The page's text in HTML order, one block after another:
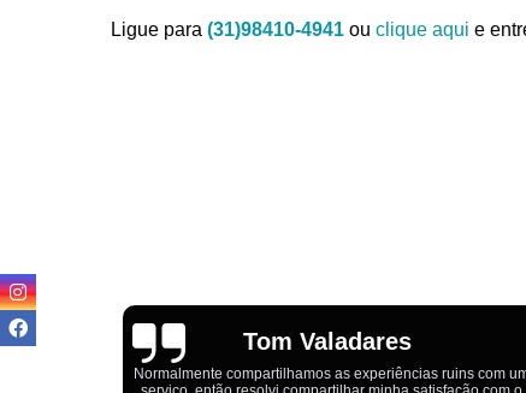
Ligue para (31)98410-4941 ou clique aqui e
Igor Cordeiro